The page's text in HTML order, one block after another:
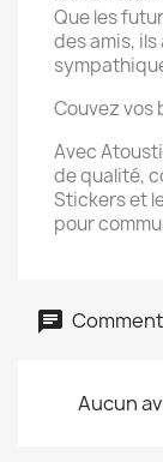
Que les
des amis,
Couvez vos
Avec
de qualité,
Stickers et
pour
Aucun